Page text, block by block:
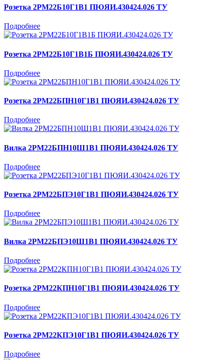
Розетка 2РМ22Б10Г1В1 ПЮЯИ.430424.026 ТУ
Подробнее
Розетка 2РМ22Б10Г1В1Б ПЮЯИ.430424.026 ТУ
Подробнее
Розетка 2РМ22БПН10Г1В1 ПЮЯИ.430424.026 ТУ
Подробнее
Вилка 2РМ22БПН10Ш1В1 ПЮЯИ.430424.026 ТУ
Подробнее
Розетка 2РМ22БПЭ10Г1В1 ПЮЯИ.430424.026 ТУ
Подробнее
Вилка 2РМ22БПЭ10Ш1В1 ПЮЯИ.430424.026 ТУ
Подробнее
Розетка 2РМ22КПН10Г1В1 ПЮЯИ.430424.026 ТУ
Подробнее
Розетка 2РМ22КПЭ10Г1В1 ПЮЯИ.430424.026 ТУ
Подробнее